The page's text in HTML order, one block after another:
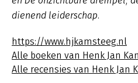
dienend leiderschap.
https://www.hjkamsteeg.nl
Alle boeken van Henk Jan
Alle recensies van Henk Jan